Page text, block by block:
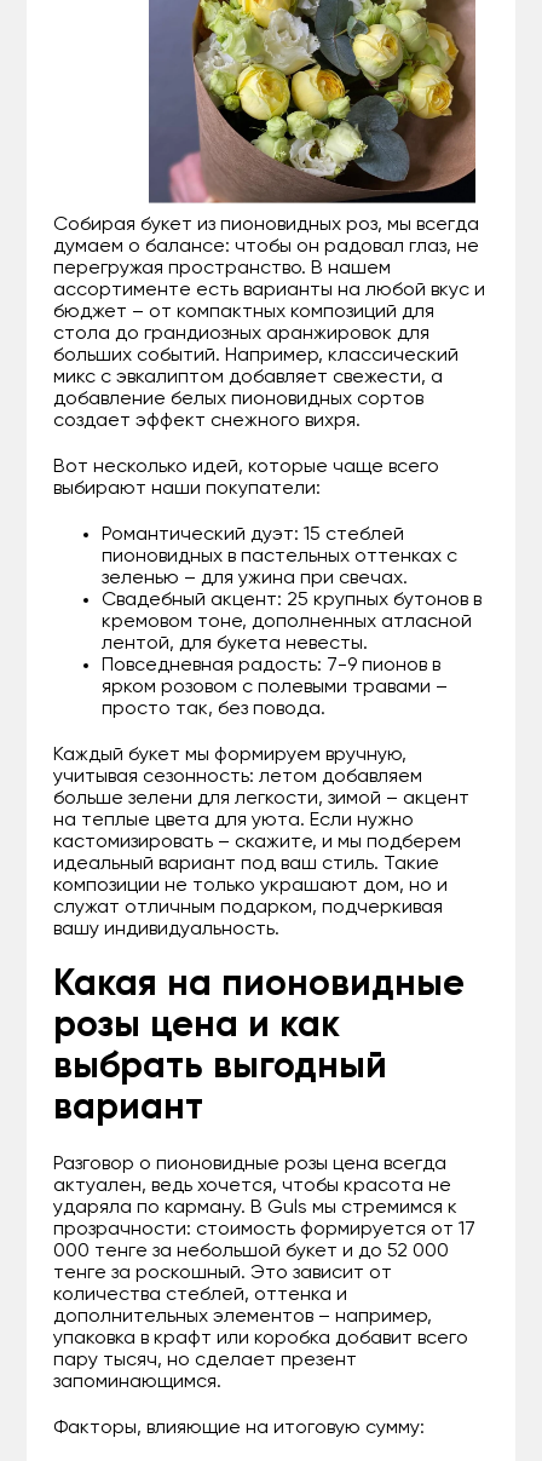
Собирая букет из пионовидных роз, мы всегда
думаем о балансе: чтобы он радовал глаз, не
перегружая пространство. В нашем
ассортименте есть варианты на любой вкус и
бюджет – от компактных композиций для
стола до грандиозных аранжировок для
больших событий. Например, классический
микс с эвкалиптом добавляет свежести, а
добавление белых пионовидных сортов
создает эффект снежного вихря.
Вот несколько идей, которые чаще всего
выбирают наши покупатели:
Романтический дуэт: 15 стеблей
пионовидных в пастельных оттенках с
зеленью – для ужина при свечах.
Свадебный акцент: 25 крупных бутонов в
кремовом тоне, дополненных атласной
лентой, для букета невесты.
Повседневная радость: 7-9 пионов в
ярком розовом с полевыми травами –
просто так, без повода.
Каждый букет мы формируем вручную,
учитывая сезонность: летом добавляем
больше зелени для легкости, зимой – акцент
на теплые цвета для уюта. Если нужно
кастомизировать – скажите, и мы подберем
идеальный вариант под ваш стиль. Такие
композиции не только украшают дом, но и
служат отличным подарком, подчеркивая
вашу индивидуальность.
Какая на пионовидные
розы цена и как
выбрать выгодный
вариант
Разговор о пионовидные розы цена всегда
актуален, ведь хочется, чтобы красота не
ударяла по карману. В Guls мы стремимся к
прозрачности: стоимость формируется от 17
000 тенге за небольшой букет и до 52 000
тенге за роскошный. Это зависит от
количества стеблей, оттенка и
дополнительных элементов – например,
упаковка в крафт или коробка добавит всего
пару тысяч, но сделает презент
запоминающимся.
Факторы, влияющие на итоговую сумму: